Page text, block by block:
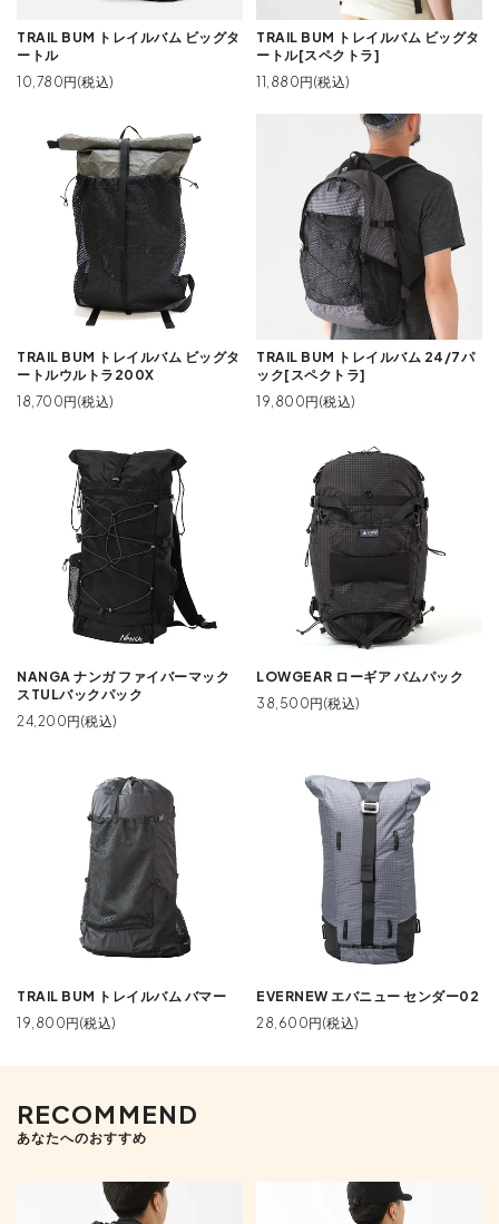
TRAIL BUM トレイルバム ビッグタ
ートル
10,780円(税込)
TRAIL BUM トレイルバム ビッグタ
ートル[スペクトラ]
11,880円(税込)
TRAIL BUM トレイルバム ビッグタ
ートルウルトラ200X
18,700円(税込)
TRAIL BUM トレイルバム 24/7パ
ック[スペクトラ]
19,800円(税込)
NANGA ナンガ ファイバーマック
スTULバックパック
24,200円(税込)
LOWGEAR ローギア バムパック
38,500円(税込)
TRAIL BUM トレイルバム バマー
19,800円(税込)
EVERNEW エバニュー センダー02
28,600円(税込)
RECOMMEND
あなたへのおすすめ